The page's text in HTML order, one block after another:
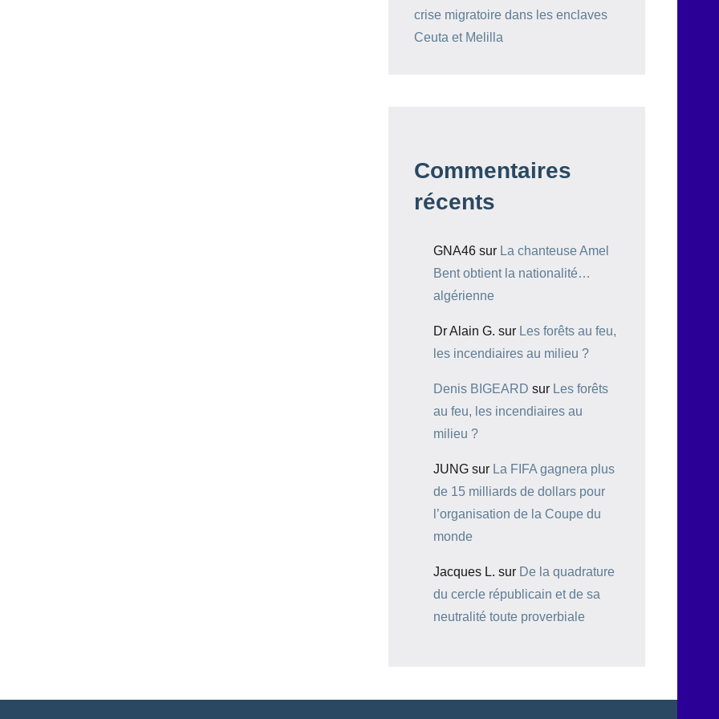
crise migratoire dans les enclaves
Ceuta et Melilla
Commentaires
récents
GNA46 sur La chanteuse Amel
Bent obtient la nationalité…
algérienne
Dr Alain G. sur Les forêts au feu,
les incendiaires au milieu ?
Denis BIGEARD sur Les forêts
au feu, les incendiaires au
milieu ?
JUNG sur La FIFA gagnera plus
de 15 milliards de dollars pour
l’organisation de la Coupe du
monde
Jacques L. sur De la quadrature
du cercle républicain et de sa
neutralité toute proverbiale